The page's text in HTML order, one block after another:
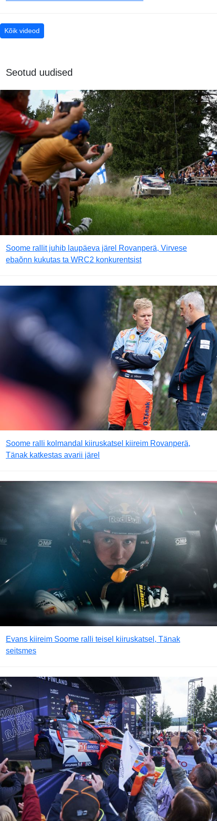
Kõik videod
Seotud uudised
Soome rallit juhib laupäeva järel Rovanperä, Virvese
ebaõnn kukutas ta WRC2 konkurentsist
Soome ralli kolmandal kiiruskatsel kiireim Rovanperä,
Tänak katkestas avarii järel
Evans kiireim Soome ralli teisel kiiruskatsel, Tänak
seitsmes